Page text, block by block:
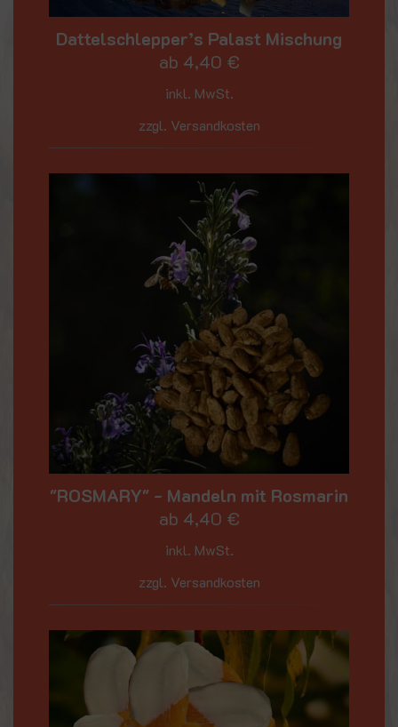
Dattelschlepper’s Palast Mischung
ab 4,40 €
inkl. MwSt.
zzgl. Versandkosten
"ROSMARY" - Mandeln mit Rosmarin
ab 4,40 €
inkl. MwSt.
zzgl. Versandkosten